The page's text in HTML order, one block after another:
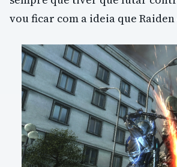
vou ficar com a ideia que